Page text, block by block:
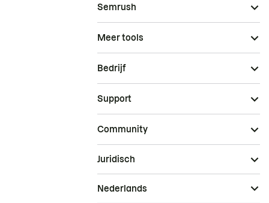
Semrush
Meer tools
Bedrijf
Support
Community
Juridisch
Nederlands